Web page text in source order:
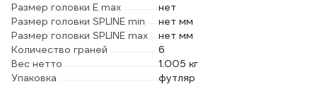
Размер головки E max
нет
Размер головки SPLINE min
нет мм
Размер головки SPLINE max
нет мм
Количество граней
6
Вес нетто
1.005 кг
Упаковка
футляр